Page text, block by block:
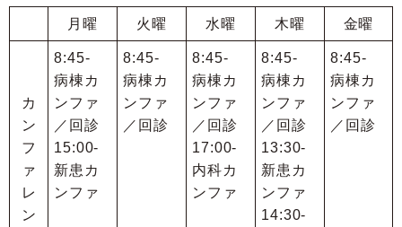
月曜 火曜 水曜 木曜 金曜
カ
ン
フ
ァ
レ
ン
8:45-
病棟カ
ンファ
／回診
15:00-
新患カ
ンファ
8:45-
病棟カ
ンファ
／回診
8:45-
病棟カ
ンファ
／回診
17:00-
内科カ
ンファ
8:45-
病棟カ
ンファ
／回診
13:30-
新患カ
ンファ
14:30-
8:45-
病棟カ
ンファ
／回診